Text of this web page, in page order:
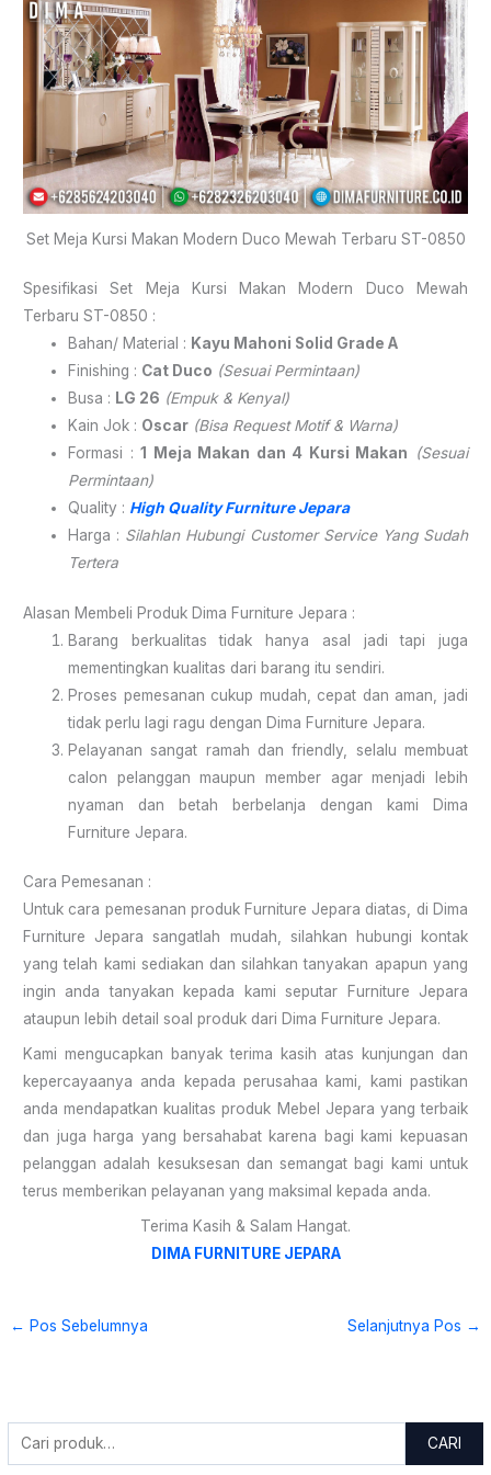
CARI
Set Meja Kursi Makan Modern Duco Mewah Terbaru ST-0850
Spesifikasi Set Meja Kursi Makan Modern Duco Mewah
Terbaru ST-0850 :
Bahan/ Material : Kayu Mahoni Solid Grade A
Finishing : Cat Duco (Sesuai Permintaan)
Busa : LG 26 (Empuk & Kenyal)
Kain Jok : Oscar (Bisa Request Motif & Warna)
Formasi :1 Meja Makan dan 4 Kursi Makan
(Sesuai
Permintaan)
Quality : High Quality Furniture Jepara
Harga : Silahlan Hubungi Customer Service Yang Sudah
Tertera
Alasan Membeli Produk Dima Furniture Jepara :
Barang berkualitas tidak hanya asal jadi tapi juga
mementingkan kualitas dari barang itu sendiri.
Proses pemesanan cukup mudah, cepat dan aman, jadi
tidak perlu lagi ragu dengan Dima Furniture Jepara.
Pelayanan sangat ramah dan friendly, selalu membuat
calon pelanggan maupun member agar menjadi lebih
nyaman dan betah berbelanja dengan kami Dima
Furniture Jepara.
Cara Pemesanan :
Untuk cara pemesanan produk Furniture Jepara diatas, di Dima
Furniture Jepara sangatlah mudah, silahkan hubungi kontak
yang telah kami sediakan dan silahkan tanyakan apapun yang
ingin anda tanyakan kepada kami seputar Furniture Jepara
ataupun lebih detail soal produk dari Dima Furniture Jepara.
Kami mengucapkan banyak terima kasih atas kunjungan dan
kepercayaanya anda kepada perusahaa kami, kami pastikan
anda mendapatkan kualitas produk Mebel Jepara yang terbaik
dan juga harga yang bersahabat karena bagi kami kepuasan
pelanggan adalah kesuksesan dan semangat bagi kami untuk
terus memberikan pelayanan yang maksimal kepada anda.
Terima Kasih & Salam Hangat.
DIMA FURNITURE JEPARA
← Pos Sebelumnya Selanjutnya Pos →